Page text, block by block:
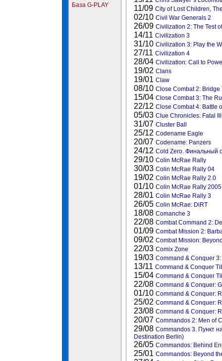
База G-PLAY
11/09 City of Lost Children,
02/10 Civil War Generals 2
26/09 Civilization 2: The Test
14/11 Civilization 3
31/10 Civilization 3: Play the
27/11 Civilization 4
28/04 Civilization: Call to
19/02 Clans
19/01 Claw
08/10 Close Combat 2: Bridge
15/04 Close Combat 3: The
22/12 Close Combat 4: Battle
05/03 Clue Chronicles: Fatal
31/07 Cluster Ball
25/12 Codename Eagle
20/07 Codename: Panzers
24/12 Cold Zero. Финальный
29/10 Colin McRae Rally
30/03 Colin McRae Rally 04
19/02 Colin McRae Rally 2.0
01/10 Colin McRae Rally 2005
28/01 Colin McRae Rally 3
26/05 Colin McRae: DiRT
18/08 Comanche 3
22/08 Combat Command 2:
01/09 Combat Mission 2:
09/02 Combat Mission:
22/03 Comix Zone
19/03 Command & Conquer
13/11 Command & Conquer
15/04 Command & Conquer
22/08 Command & Conquer:
01/10 Command & Conquer:
25/02 Command & Conquer:
23/08 Command & Conquer:
20/07 Commandos 2: Men of
29/08 Commandos 3. Пункт
Destination Berlin)
26/05 Commandos: Behind
25/01 Commandos: Beyond